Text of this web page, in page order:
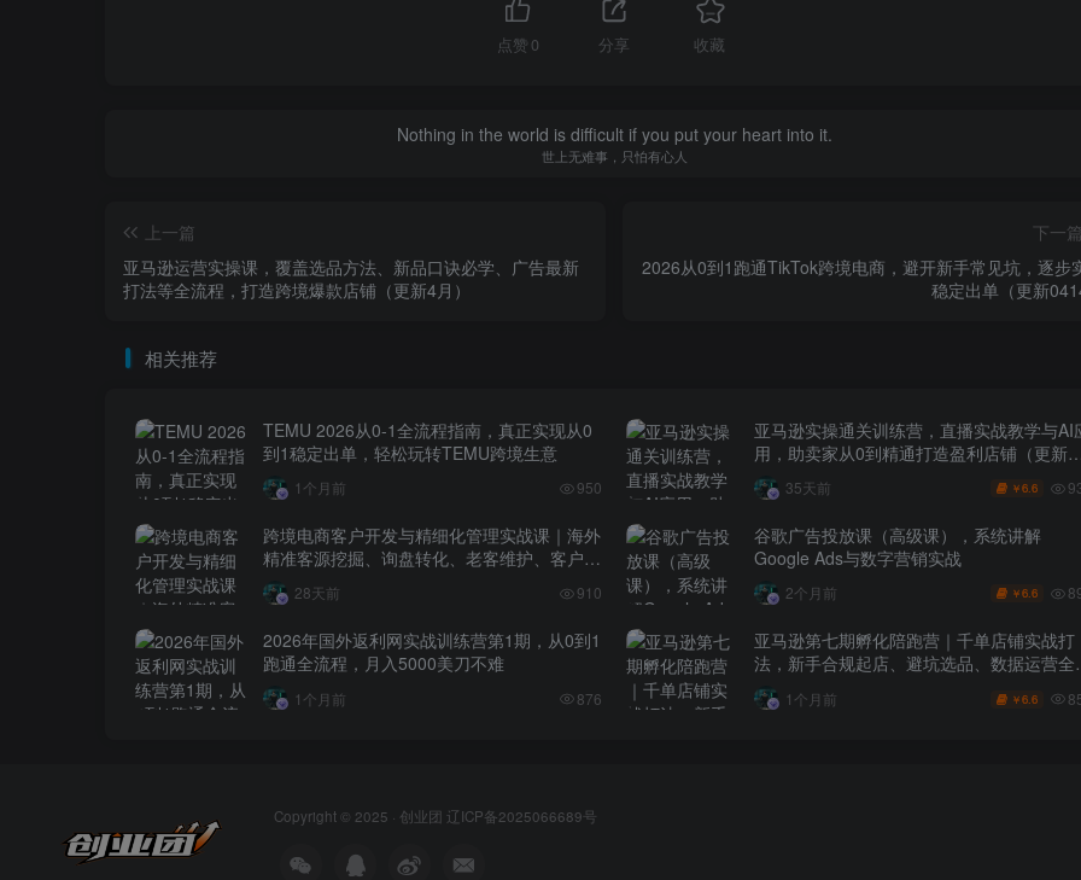
点赞 0 分享 收藏
Nothing in the world is difficult if you put your heart into it.
世上无难事，只怕有心人
上一篇
亚马逊运营实操课，覆盖选品方法、新品口诀必学、广告最新
打法等全流程，打造跨境爆款店铺（更新4月）
下一篇
2026从0到1跑通TikTok跨境电商，避开新手常见坑，逐步
稳定出单（更新
相关推荐
TEMU 2026从0-1全流程指南，真正实现从0
到1稳定出单，轻松玩转TEMU跨境生意
1个月前 950
亚马逊实操通关训练营，直播实战教学与AI
用，助卖家从0到精通打造盈利店铺（更新7
月3日）
35天前 ￥6.6
跨境电商客户开发与精细化管理实战课｜海外
精准客源挖掘、询盘转化、老客维护、客户分
层全流程落地教程
28天前 910
谷歌广告投放课（高级课），系统讲解
Google Ads与数字营销实战
2个月前 ￥6.6
2026年国外返利网实战训练营第1期，从0到1
跑通全流程，月入5000美刀不难
1个月前 876
亚马逊第七期孵化陪跑营｜千单店铺实战打
法，新手合规起店、避坑选品、数据运营全
地（更新0625）
1个月前 ￥6.6
Copyright © 2025 · 创业团 辽ICP备2025066689号